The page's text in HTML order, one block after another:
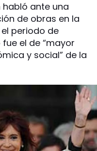
habló ante una
de obras en la
el periodo de
el de “mayor
y social” de la